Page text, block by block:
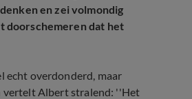
en zei volmondig
doorschemeren dat het
echt overdonderd, maar
vertelt Albert stralend: ''Het